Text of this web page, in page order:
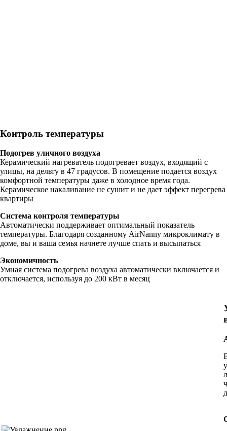
Контроль температуры
Подогрев уличного воздуха
Керамический нагреватель подогревает воздух, входящий с
улицы, на дельту в 47 градусов. В помещение подается воздух
комфортной температуры даже в холодное время года.
Керамическое накаливание не сушит и не дает эффект перегрева
квартиры
Система контроля температуры
Автоматически поддерживает оптимальный показатель
температуры. Благодаря созданному AirNanny микроклимату в
доме, вы и ваша семья начнете лучше спать и высыпаться
Экономичность
Умная система подогрева воздуха автоматически включается и
отключается, используя до 200 кВт в месяц